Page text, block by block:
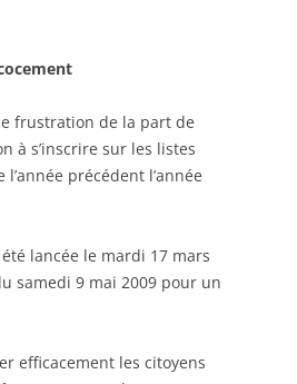
frustration de la part de
à s’inscrire sur les listes
précédent l’année
lancée le mardi 17 mars
samedi 9 mai 2009 pour un
efficacement les citoyens